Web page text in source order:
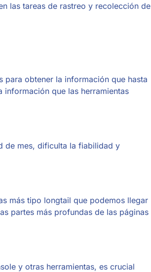
las tareas de rastreo y recolección de
obtener la información que hasta
información que las herramientas
de mes, dificulta la fiabilidad y
más tipo longtail que podemos llegar
partes más profundas de las páginas
y otras herramientas, es crucial